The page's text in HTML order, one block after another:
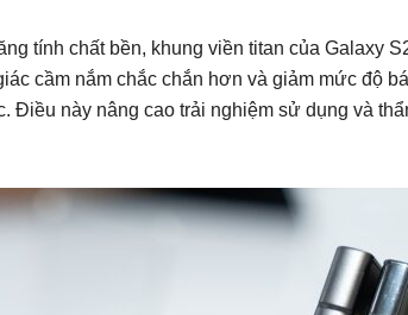
tính chất bền, khung viền titan của Galaxy
cầm nắm chắc chắn hơn và giảm mức độ
Điều này nâng cao trải nghiệm sử dụng và